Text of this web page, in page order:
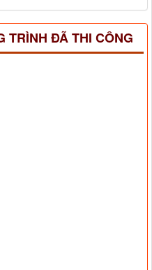
TRÌNH ĐÃ THI CÔNG